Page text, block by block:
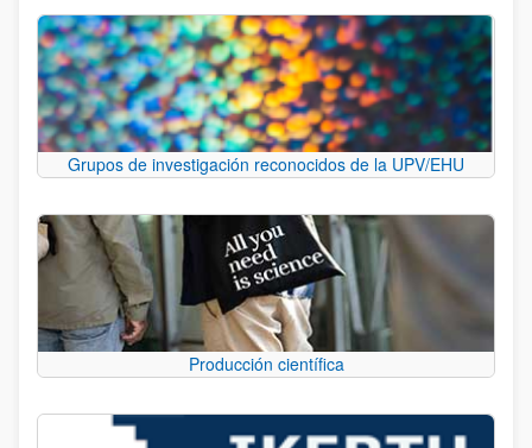
Grupos de investigación reconocidos de la UPV/EHU
Producción científica